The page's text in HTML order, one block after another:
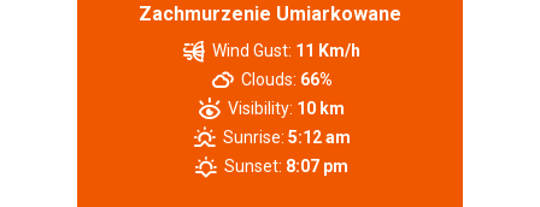
Zachmurzenie Umiarkowane
Wind Gust: 11 Km/h
Clouds: 66%
Visibility: 10 km
Sunrise: 5:12 am
Sunset: 8:07 pm